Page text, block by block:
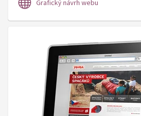
Grafický návrh webu